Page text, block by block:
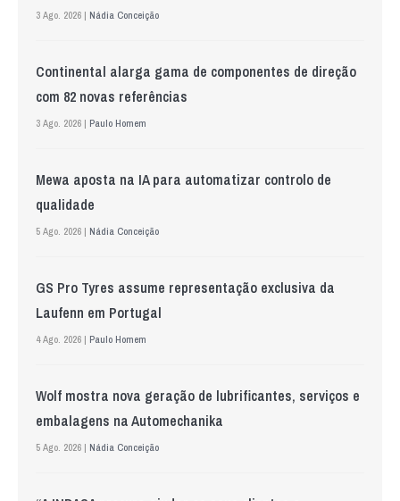
3 Ago. 2026 | Nádia Conceição
Continental alarga gama de componentes de direção
com 82 novas referências
3 Ago. 2026 | Paulo Homem
Mewa aposta na IA para automatizar controlo de
qualidade
5 Ago. 2026 | Nádia Conceição
GS Pro Tyres assume representação exclusiva da
Laufenn em Portugal
4 Ago. 2026 | Paulo Homem
Wolf mostra nova geração de lubrificantes, serviços e
embalagens na Automechanika
5 Ago. 2026 | Nádia Conceição